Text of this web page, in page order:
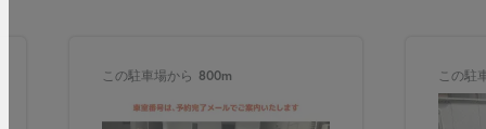
この駐車場から 800m この駐